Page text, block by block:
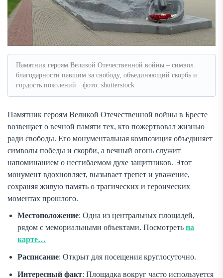
Памятник героям Великой Отечественной войны – символ
благодарности павшим за свободу, объединяющий скорбь и
гордость поколений · фото: shutterstock
Памятник героям Великой Отечественной войны в Бресте
возвещает о вечной памяти тех, кто пожертвовал жизнью
ради свободы. Его монументальная композиция объединяет
символы победы и скорби, а вечный огонь служит
напоминанием о несгибаемом духе защитников. Этот
монумент вдохновляет, вызывает трепет и уважение,
сохраняя живую память о трагических и героических
моментах прошлого.
Местоположение: Одна из центральных площадей,
рядом с мемориальными объектами. Посмотреть на
карте…
Расписание: Открыт для посещения круглосуточно.
Интересный факт: Площадка вокруг часто используется